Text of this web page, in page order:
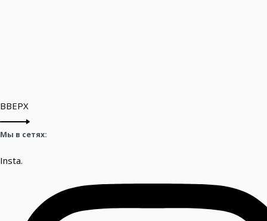
ВВЕРХ
Мы в сетях:
Insta.